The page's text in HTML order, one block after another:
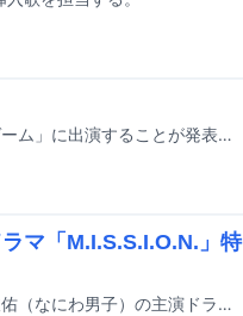
亀梨和也が2027年1月29日より公開される映画「カイジ 人生リベンジゲーム」に出演することが発表された。
マ「M.I.S.S.I.O.N.」特
深田竜生（ACEes）が、9月14日よりPrime Videoにて配信される道枝駿佑（なにわ男子）の主演ドラマ「M.I.S.S.I.O.N. 歌劇な潜入捜査官」に出演決定。またドラマのキービジュアルが公開された。